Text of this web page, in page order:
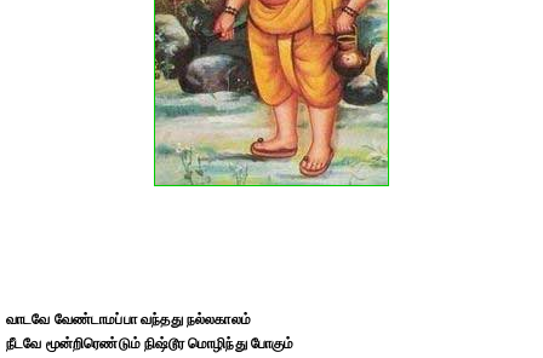
வாடவே வேண்டாமப்பா வந்தது நல்லகாலம்
நீடவே மூன்றிரெண்டும் நிஷ்டூர மொழிந்து போகும்